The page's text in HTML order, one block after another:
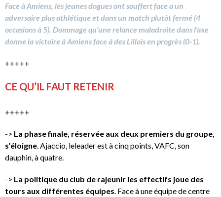
Face à Amiens, les jeunes dogues ont souffert face a un
adversaire plus athlétique et dans un match plutôt fermé (4
occasions à 5). Dommage qu’une relance maladroite dans l’axe
donne la victoire à Amiens face à des Lillois en progrès (0-1).
+++++
CE QU’IL FAUT RETENIR
+++++
-> La phase finale, réservée aux deux premiers du groupe,
s’éloigne . Ajaccio, leleader est à cinq points, VAFC, son
dauphin, à quatre.
-> La politique du club de rajeunir les effectifs joue des
tours aux différentes équipes . Face à une équipe de centre